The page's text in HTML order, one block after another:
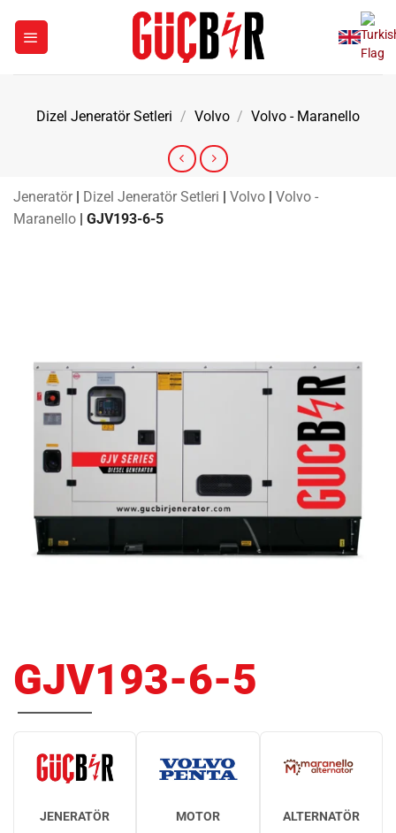
Dizel Jeneratör Setleri / Volvo / Volvo - Maranello
Jeneratör | Dizel Jeneratör Setleri | Volvo | Volvo -
Maranello | GJV193-6-5
GJV193-6-5
JENERATÖR MOTOR ALTERNATÖR